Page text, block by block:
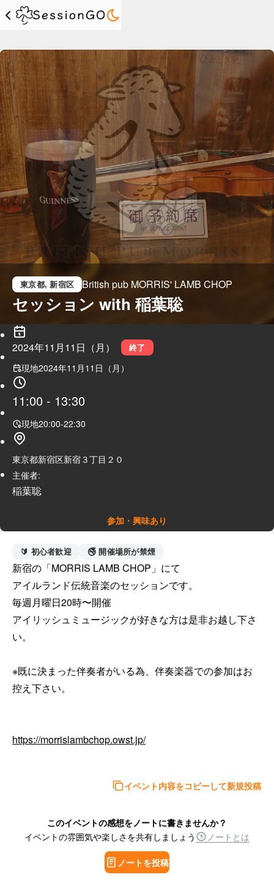
東京都, 新宿区 British pub MORRIS' LAMB CHOP
セッション with 稲葉聡
2024年11月11日（月） 終了
現地2024年11月11日（月）
11:00 - 13:30
現地20:00-22:30
東京都新宿区新宿３丁目２０
主催者:
稲葉聡
参加・興味あり
🔰 初心者歓迎 🚭 開催場所が禁煙
新宿の「MORRIS LAMB CHOP」にて
アイルランド伝統音楽のセッションです。
毎週月曜日20時〜開催
アイリッシュミュージックが好きな方は是非お越し下さ
い。
※既に決まった伴奏者がいる為、伴奏楽器での参加はお
控え下さい。
https://morrislambchop.owst.jp/
イベント内容をコピーして新規投稿
このイベントの感想をノートに書きませんか？
イベントの雰囲気や楽しさを共有しましょう
ノートとは
ノートを投稿